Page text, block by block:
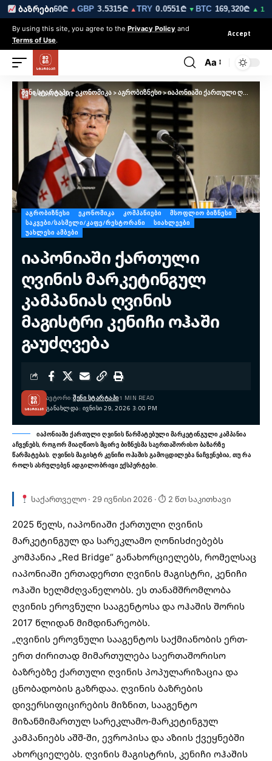
ბაზრები
▼EUR3.0260₾▲ GBP3.5315₾▲ TRY0.0551₾▼BTC169,320₾▲ 1.4%
By using this site, you agree to the Privacy Policy and
Terms of Use.
Accept
Aa
შენი სტარტაპი>ეკონომიკა>აგრობიზნესი>იაპონიაში ქართული ღვინის მარკეტინგულ კამპანიას ღვინის მაგისტრი კენიჩი ოჰაში გაუძღვება
ᲐᲒᲠᲝᲑᲘᲖᲜᲔᲡᲘ ᲔᲙᲝᲜᲝᲛᲘᲙᲐ ᲙᲝᲛᲞᲐᲜᲘᲔᲑᲘ
ᲛᲡᲝᲤᲚᲘᲝ ᲑᲘᲖᲜᲔᲡᲘ
ᲡᲐᲙᲕᲔᲑᲘ/ᲡᲐᲡᲛᲔᲚᲘ/ᲙᲐᲤᲔ/ᲠᲔᲡᲢᲝᲠᲐᲜᲘ
ᲡᲘᲐᲮᲚᲔᲔᲑᲘ
ᲣᲐᲮᲚᲔᲡᲘ ᲐᲛᲑᲔᲑᲘ
იაპონიაში ქართული
ღვინის მარკეტინგულ
კამპანიას ღვინის
მაგისტრი კენიჩი ოჰაში
გაუძღვება
ᲒᲐᲜᲐᲮᲚᲓᲐ: ᲘᲕᲜᲘᲡᲘ 29, 2026 3:00 PM
ᲐᲕᲢᲝᲠᲘ:ᲨᲔᲜᲘ ᲡᲢᲐᲠᲢᲐᲞᲘ1 MIN READ
იაპონიაში ქართული ღვინის წარმატებული მარკეტინგული კამპანია
აჩვენებს, როგორ მიაღწიოს მცირე ბიზნესმა საერთაშორისო ბაზარზე
წარმატებას. ღვინის მაგისტრ კენიჩი ოჰაშის გამოცდილება ნაჩვენებია, თუ რა
როლს ასრულებენ ადგილობრივი ექსპერტები.
საქართველო · 29 ივნისი 2026 · ⏱ 2 წთ საკითხავი
2025 წელს, იაპონიაში ქართული ღვინის
მარკეტინგულ და სარეკლამო ღონისძიებებს
კომპანია „Red Bridge“ განახორციელებს, რომელსაც
იაპონიაში ერთადერთი ღვინის მაგისტრი, კენიჩი
ოჰაში ხელმძღვანელობს. ეს თანამშრომლობა
ღვინის ეროვნული სააგენტოსა და ოჰაშის შორის
2017 წლიდან მიმდინარეობს.
„ღვინის ეროვნული სააგენტოს საქმიანობის ერთ-
ერთ ძირითად მიმართულება საერთაშორისო
ბაზრებზე ქართული ღვინის პოპულარიზაცია და
ცნობადობის გაზრდაა. ღვინის ბაზრების
დივერსიფიცირების მიზნით, სააგენტო
მიზანმიმართულ სარეკლამო-მარკეტინგულ
კამპანიებს აშშ-ში, ევროპისა და აზიის ქვეყნებში
ახორციელებს. ღვინის მაგისტრის, კენიჩი ოჰაშის